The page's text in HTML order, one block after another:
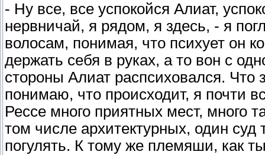
- Ну все, все успокойся Алиат,
нервничай, я рядом, я здесь, - я
волосам, понимая, что психует он
держать себя в руках, а то вон с
стороны Алиат распсиховался. Что
понимаю, что происходит, я почти
Рессе много приятных мест, много
том числе архитектурных, один суд
погулять. К тому же племяши, как